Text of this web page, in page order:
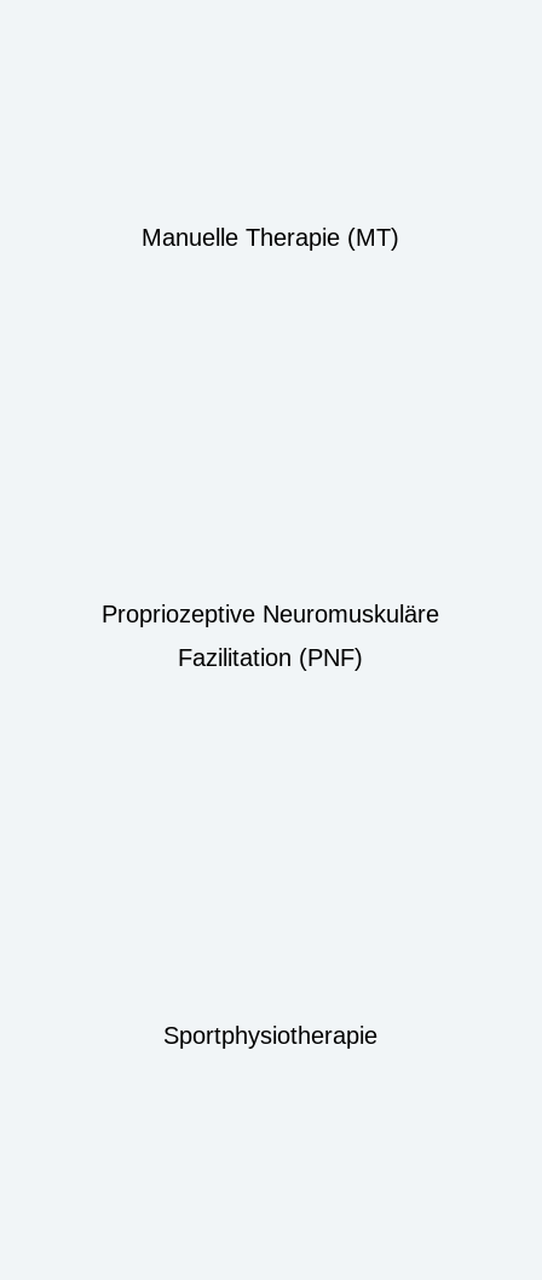
Manuelle Therapie (MT)
Propriozeptive Neuromuskuläre
Fazilitation (PNF)
Sportphysiotherapie